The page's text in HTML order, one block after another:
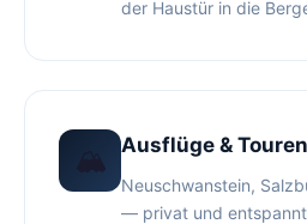
der Haustür in die
🏔️ Ausflüge & Touren
Neuschwanstein,
— privat und